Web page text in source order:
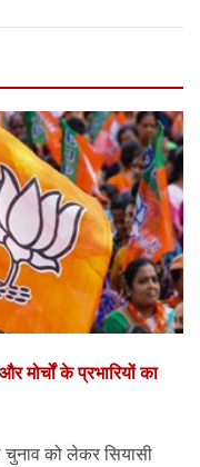
के प्रभारियों का
चुनाव को लेकर सियासी